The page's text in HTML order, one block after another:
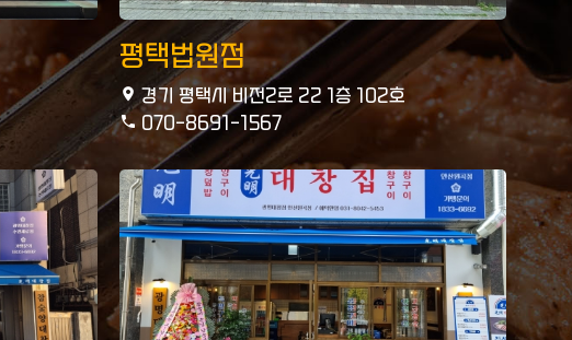
평택법원점
경기 평택시 비전2로 22 1층 102호
070-8691-1567